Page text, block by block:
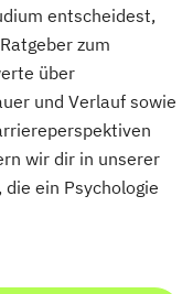
entscheidest,
zum
über
und Verlauf sowie
wir dir in unserer
ein Psychologie